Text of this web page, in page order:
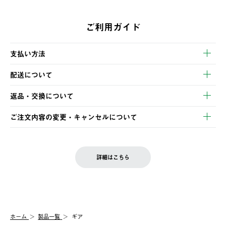
ご利用ガイド
支払い方法
以下のいずれかの方法でお支払いいただけます。
・クレジットカード決済
・コンビニ決済
・Pay-easy決済
配送について
【発送スケジュール】
ご注文・ご入金完了より2営業日以内に商品を発送いたします。
土日祝の発送はございませんので、木曜日以降のご注文は週明け
の発送となる場合がございます。
【配送業者】
佐川急便にて配送されます。
返品・交換について
※お客様都合の場合
お客様都合の返品にかかる送料は、お客様ご負担とさせていただ
一度お手元の商品を返品いただき、ご希望商品を再注文してくだ
ご注文内容の変更・キャンセルについて
LOGOS FAMILY会員の方は、会員マイページ内 購入履歴画面に
詳細はこちら
ホーム 製品一覧 ギア